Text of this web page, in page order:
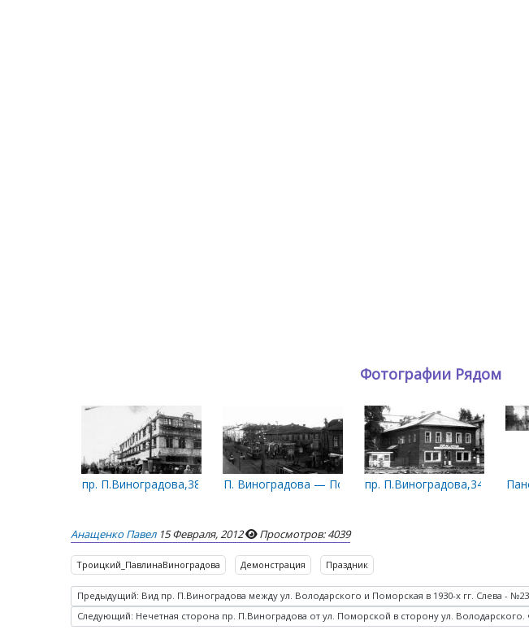
Фотографии Рядом
пр. П.Виноградова,38. Строительство здания гостиницы. Фото Соболева, 1929
П. Виноградова — Поморскаяпр. П.Виноградова,34. 1970-е
Анащенко Павел 15 Февраля, 2012 Просмотров: 4039
Троицкий_ПавлинаВиноградова Демонстрация Праздник
Предыдущий: Вид пр. П.Виноградова между ул. Володарского и Поморская в 1930-х гг. Слева -
Следующий: Нечетная сторона пр. П.Виноградова от ул. Поморской в сторону ул. Володарского.